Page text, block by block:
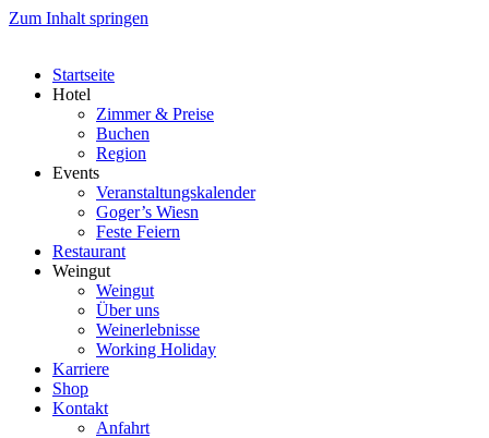
Zum Inhalt springen
Startseite
Hotel
Zimmer & Preise
Buchen
Region
Events
Veranstaltungskalender
Goger’s Wiesn
Feste Feiern
Restaurant
Weingut
Weingut
Über uns
Weinerlebnisse
Working Holiday
Karriere
Shop
Kontakt
Anfahrt